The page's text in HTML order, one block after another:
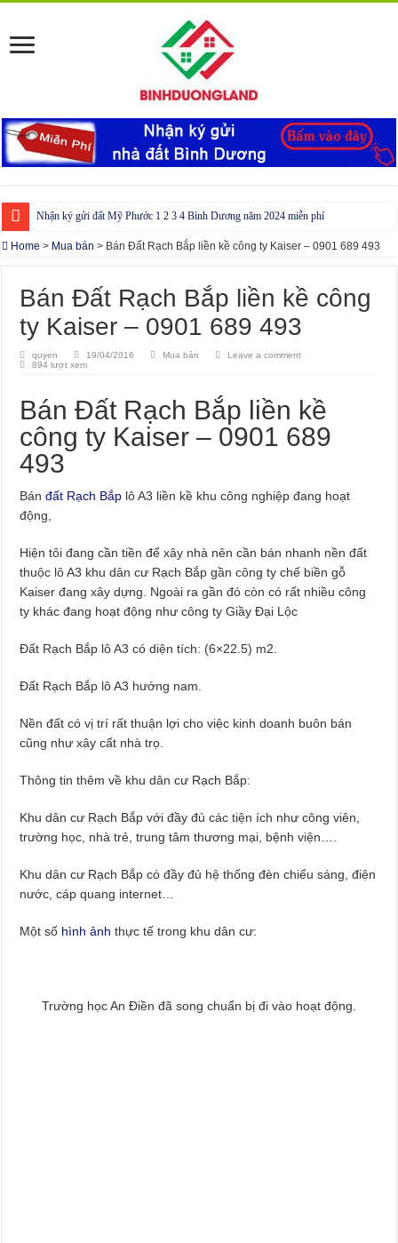
Nhận ký gửi đất Mỹ Phước 1 2 3 4 Bình Dương năm 2024 miễn phí
Cho thuê nhà Ecolakes Bình Dương, mới đẹp, đầy đủ nội thất
Phòng công chứng tại Đồng Phú – Bình Phước
Home > Mua bán > Bán Đất Rạch Bắp liền kề công ty Kaiser – 0901 689 493
Bán Đất Rạch Bắp liền kề công
ty Kaiser – 0901 689 493
quyen 19/04/2016 Mua bán
Leave a comment
894 lượt xem
Bán Đất Rạch Bắp liền kề
công ty Kaiser – 0901 689
493
Bánđất Rạch Bắp lô A3 liền kề khu công nghiệp đang hoạt
động,
Hiện tôi đang cần tiền để xây nhà nên cần bán nhanh nền đất
thuộc lô A3 khu dân cư Rạch Bắp gần công ty chế biền gỗ
Kaiser đang xây dựng. Ngoài ra gần đó còn có rất nhiều công
ty khác đang hoạt động như công ty Giầy Đại Lộc
Đất Rạch Bắp lô A3 có diện tích: (6×22.5) m2.
Đất Rạch Bắp lô A3 hướng nam.
Nền đất có vị trí rất thuận lợi cho việc kinh doanh buôn bán
cũng như xây cất nhà trọ.
Thông tin thêm về khu dân cư Rạch Bắp:
Khu dân cư Rạch Bắp với đầy đủ các tiện ích như công viên,
trường học, nhà trẻ, trung tâm thương mại, bệnh viện….
Khu dân cư Rạch Bắp có đầy đủ hệ thống đèn chiếu sáng, điện
nước, cáp quang internet…
Một số hình ảnh thực tế trong khu dân cư:
Trường học An Điền đã song chuẩn bị đi vào hoạt động.